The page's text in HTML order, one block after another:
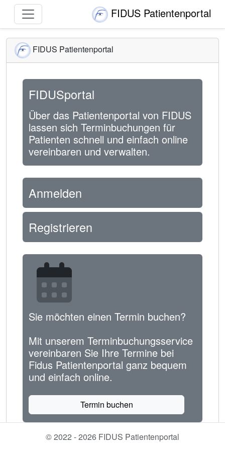
FIDUS Patientenportal
FIDUS Patientenportal
FIDUSportal
Über das Patientenportal von FIDUS
lassen sich Terminbuchungen für
Patienten schnell und einfach online
vereinbaren und verwalten.
Anmelden
Registrieren
Sie möchten einen Termin buchen?
Mit unserem Terminbuchungsservice
vereinbaren Sie Ihre Termine bei
Fidus Patientenportal ganz bequem
und einfach online.
Termin buchen
© 2022 - 2026 FIDUS Patientenportal